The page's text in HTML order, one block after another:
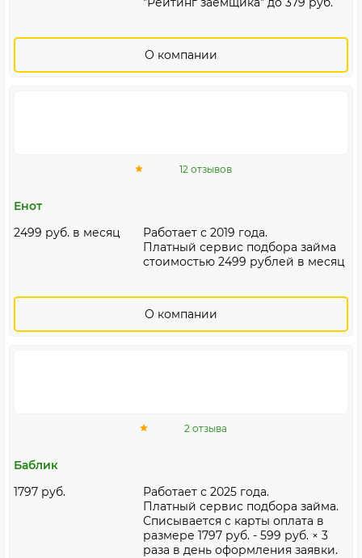
О компании
12 отзывов
Енот
2499 руб. в месяц
Работает с 2019 года.
Платный сервис подбора займа
стоимостью 2499 рублей в месяц
О компании
2 отзыва
Баблик
1797 руб.
Работает с 2025 года.
Платный сервис подбора займа.
Списывается с карты оплата в
размере 1797 руб. - 599 руб. × 3
раза в день оформления заявки.